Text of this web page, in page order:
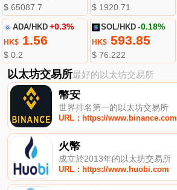
$ 65087.7 $ 1920.71
ADA/HKD +0.3%
HK$1.56
$ 0.2
SOL/HKD -0.18%
HK$ 593.85
$ 76.222
以太坊交易所最好的以太坊交易所
幣安
世界排名第一的以太坊交易所
URL：https://www.binance.com
火幣
成立於2013年的以太坊交易所
URL：https://www.huobi.com